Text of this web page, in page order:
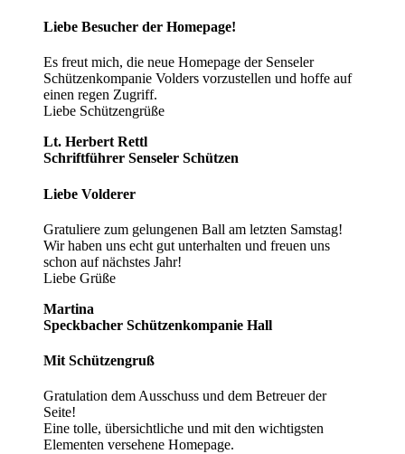
Liebe Besucher der Homepage!
Es freut mich, die neue Homepage der Senseler
Schützenkompanie Volders vorzustellen und hoffe auf
einen regen Zugriff.
Liebe Schützengrüße
Lt. Herbert Rettl
Schriftführer Senseler Schützen
Liebe Volderer
Gratuliere zum gelungenen Ball am letzten Samstag!
Wir haben uns echt gut unterhalten und freuen uns
schon auf nächstes Jahr!
Liebe Grüße
Martina
Speckbacher Schützenkompanie Hall
Mit Schützengruß
Gratulation dem Ausschuss und dem Betreuer der
Seite!
Eine tolle, übersichtliche und mit den wichtigsten
Elementen versehene Homepage.